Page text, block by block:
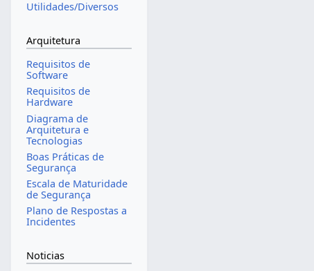
Utilidades/Diversos
Arquitetura
Requisitos de
Software
Requisitos de
Hardware
Diagrama de
Arquitetura e
Tecnologias
Boas Práticas de
Segurança
Escala de Maturidade
de Segurança
Plano de Respostas a
Incidentes
Noticias